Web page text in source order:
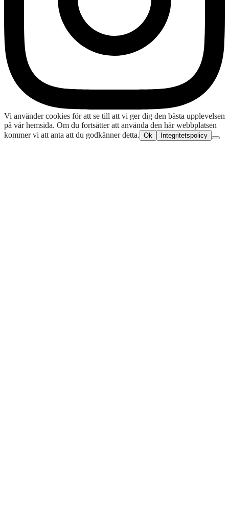
Vi använder cookies för att se till att vi ger dig den bästa upplevelsen
på vår hemsida. Om du fortsätter att använda den här webbplatsen
kommer vi att anta att du godkänner detta. Ok Integritetspolicy